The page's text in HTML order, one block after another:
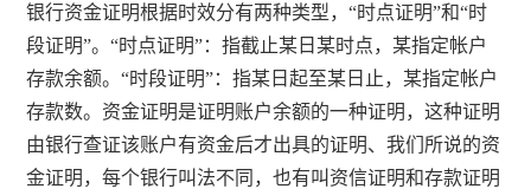
银行资金证明根据时效分有两种类型，“时点证明”和“时
段证明”。“时点证明”：指截止某日某时点，某指定帐户
存款余额。“时段证明”：指某日起至某日止，某指定帐户
存款数。资金证明是证明账户余额的一种证明，这种证明
由银行查证该账户有资金后才出具的证明、我们所说的资
金证明，每个银行叫法不同，也有叫资信证明和存款证明